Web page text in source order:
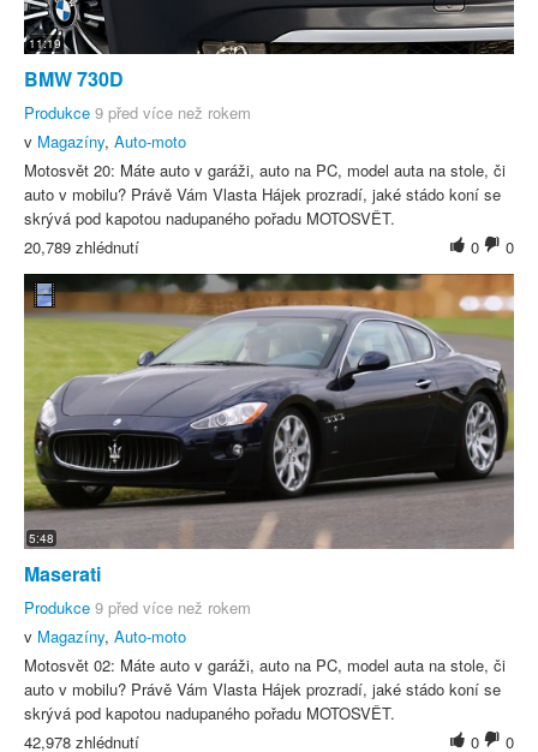
11:19
BMW 730D
Produkce 9 před více než rokem
v Magazíny, Auto-moto
Motosvět 20: Máte auto v garáži, auto na PC, model auta na stole, či
auto v mobilu? Právě Vám Vlasta Hájek prozradí, jaké stádo koní se
skrývá pod kapotou nadupaného pořadu MOTOSVĚT.
0
0
20,789 zhlédnutí
5:48
Maserati
Produkce 9 před více než rokem
v Magazíny, Auto-moto
Motosvět 02: Máte auto v garáži, auto na PC, model auta na stole, či
auto v mobilu? Právě Vám Vlasta Hájek prozradí, jaké stádo koní se
skrývá pod kapotou nadupaného pořadu MOTOSVĚT.
0
0
42,978 zhlédnutí